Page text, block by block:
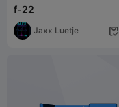
f-22
Jaxx Luetje 